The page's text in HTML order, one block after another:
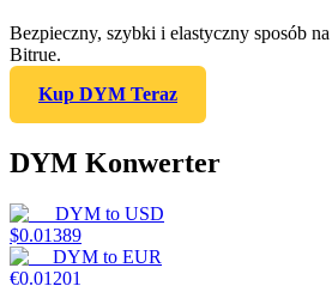
Bezpieczny, szybki i elastyczny sposób
Bitrue.
Kup DYM Teraz
DYM Konwerter
DYM to USD
$0.01389
DYM to EUR
€0.01201